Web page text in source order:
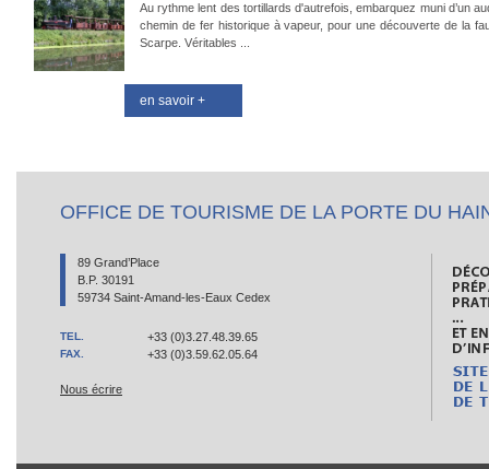
Au rythme lent des tortillards d'autrefois, embarquez muni d’un
chemin de fer historique à vapeur, pour une découverte de la
Scarpe. Véritables ...
en savoir +
OFFICE DE TOURISME DE LA PORTE DU
89 Grand’Place
B.P. 30191
59734 Saint-Amand-les-Eaux Cedex
TEL. +33 (0)3.27.48.39.65
FAX. +33 (0)3.59.62.05.64
Nous écrire